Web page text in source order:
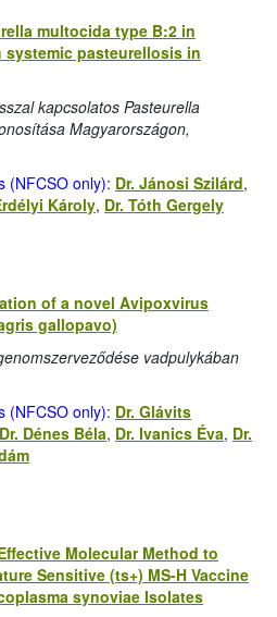
multocida type B:2 in
pasteurellosis in
kapcsolatos Pasteurella
Magyarországon,
(NFCSO only): Dr. Jánosi Szilárd,
Károly, Dr. Tóth Gergely
of a novel Avipoxvirus
gallopavo)
vadpulykában
(NFCSO only): Dr. Glávits
Dr. Dénes Béla, Dr. Ivanics Éva, Dr.
Molecular Method to
Sensitive (ts+) MS-H Vaccine
synoviae Isolates